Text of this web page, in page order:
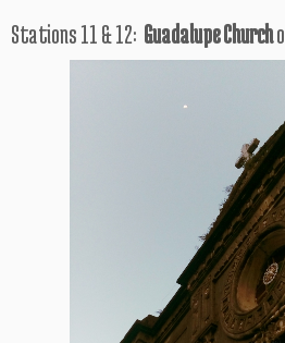
Stations 11 & 12: Guadalupe Churcho